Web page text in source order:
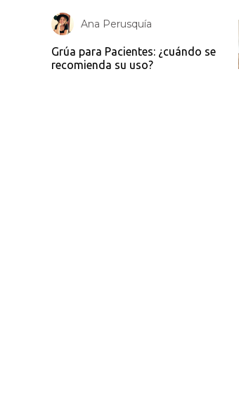
Ana Perusquía
Grúa para Pacientes: ¿cuándo se
recomienda su uso?